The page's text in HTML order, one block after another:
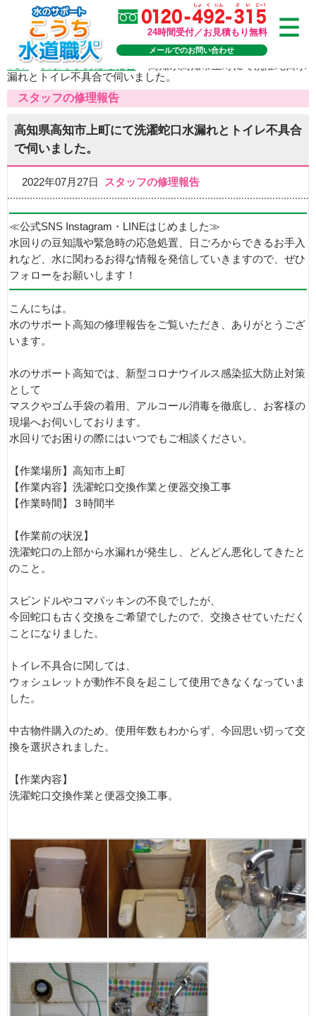
24時間受付／お見積もり無料
メールでのお問い合わせ
TOP>スタッフの修理報告
漏れとトイレ不具合で伺いました。
スタッフの修理報告
高知県高知市上町にて洗濯蛇口水漏れとトイレ不具合
で伺いました。
2022年07月27日 スタッフの修理報告
≪公式SNS Instagram・LINEはじめました≫
水回りの豆知識や緊急時の応急処置、日ごろからできるお手入
れなど、水に関わるお得な情報を発信していきますので、ぜひ
フォローをお願いします！
こんにちは。
水のサポート高知の修理報告をご覧いただき、ありがとうござ
います。
水のサポート高知では、新型コロナウイルス感染拡大防止対策
として
マスクやゴム手袋の着用、アルコール消毒を徹底し、お客様の
現場へお伺いしております。
水回りでお困りの際にはいつでもご相談ください。
【作業場所】高知市上町
【作業内容】洗濯蛇口交換作業と便器交換工事
【作業時間】３時間半
【作業前の状況】
洗濯蛇口の上部から水漏れが発生し、どんどん悪化してきたと
のこと。
スピンドルやコマパッキンの不良でしたが、
今回蛇口も古く交換をご希望でしたので、交換させていただく
ことになりました。
トイレ不具合に関しては、
ウォシュレットが動作不良を起こして使用できなくなっていま
した。
中古物件購入のため、使用年数もわからず、今回思い切って交
換を選択されました。
【作業内容】
洗濯蛇口交換作業と便器交換工事。